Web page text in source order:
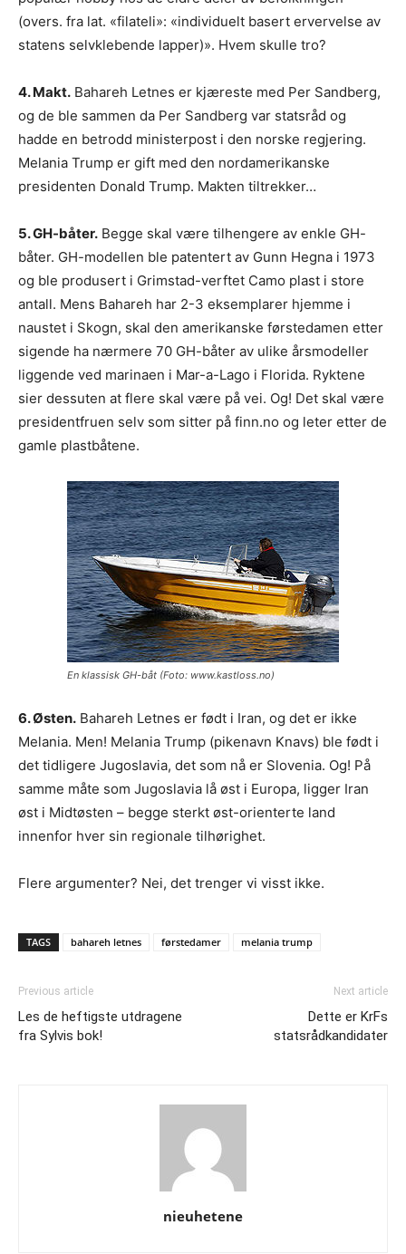
(overs. fra lat. «filateli»: «individuelt basert ervervelse av
statens selvklebende lapper)». Hvem skulle tro?
4. Makt. Bahareh Letnes er kjæreste med Per Sandberg,
og de ble sammen da Per Sandberg var statsråd og
hadde en betrodd ministerpost i den norske regjering.
Melania Trump er gift med den nordamerikanske
presidenten Donald Trump. Makten tiltrekker…
5. GH-båter. Begge skal være tilhengere av enkle GH-
båter. GH-modellen ble patentert av Gunn Hegna i 1973
og ble produsert i Grimstad-verftet Camo plast i store
antall. Mens Bahareh har 2-3 eksemplarer hjemme i
naustet i Skogn, skal den amerikanske førstedamen etter
sigende ha nærmere 70 GH-båter av ulike årsmodeller
liggende ved marinaen i Mar-a-Lago i Florida. Ryktene
sier dessuten at flere skal være på vei. Og! Det skal være
presidentfruen selv som sitter på finn.no og leter etter de
gamle plastbåtene.
En klassisk GH-båt (Foto: www.kastloss.no)
6. Østen. Bahareh Letnes er født i Iran, og det er ikke
Melania. Men! Melania Trump (pikenavn Knavs) ble født i
det tidligere Jugoslavia, det som nå er Slovenia. Og! På
samme måte som Jugoslavia lå øst i Europa, ligger Iran
øst i Midtøsten – begge sterkt øst-orienterte land
innenfor hver sin regionale tilhørighet.
Flere argumenter? Nei, det trenger vi visst ikke.
TAGS bahareh letnes førstedamer melania trump
Previous article
Les de heftigste utdragene
fra Sylvis bok!
Next article
Dette er KrFs
statsrådkandidater
nieuhetene